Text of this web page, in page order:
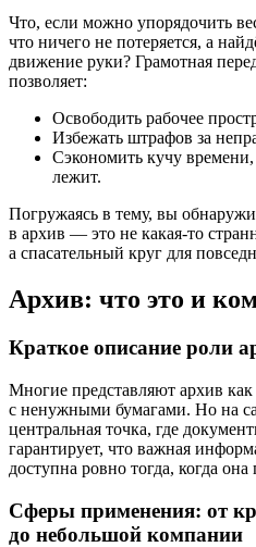
Что, если можно упорядочить
что ничего не потеряется, а
движение руки? Грамотная
позволяет:
Освободить рабочее
Избежать штрафов за
Сэкономить кучу времени,
лежит.
Погружаясь в тему, вы
в архив — это не какая-то
а спасательный круг для
Архив: что это и
Краткое описание роли
Многие представляют архив
с ненужными бумагами. Но на
центральная точка, где
гарантирует, что важная
доступна ровно тогда, когда она
Сферы применения: от
до небольшой компании